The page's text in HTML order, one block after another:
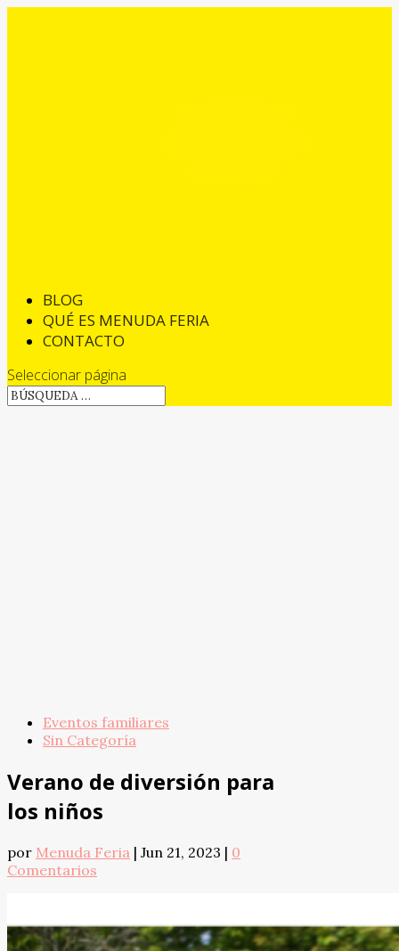
BLOG
QUÉ ES MENUDA FERIA
CONTACTO
Seleccionar página
Eventos familiares
Sin Categoría
Verano de diversión para
los niños
por Menuda Feria | Jun 21, 2023 | 0
Comentarios